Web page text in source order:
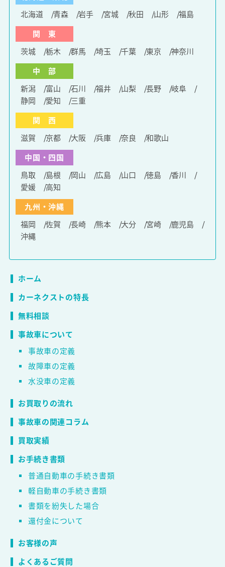
北海道
青森 岩手 宮城 秋田 山形
福島
関 東
茨城
栃木 群馬 埼玉 千葉 東京
神奈川
中 部
新潟
富山 石川 福井 山梨 長野
岐阜
静岡
愛知
三重
関 西
滋賀
京都 大阪 兵庫 奈良
和歌山
中国・四国
鳥取
島根 岡山 広島 山口 徳島
香川
愛媛
高知
九州・沖縄
福岡
佐賀 長崎 熊本 大分 宮崎
鹿児島
沖縄
ホーム
カーネクストの特長
無料相談
事故車について
事故車の定義
故障車の定義
水没車の定義
お買取りの流れ
事故車の関連コラム
買取実績
お手続き書類
普通自動車の手続き書類
軽自動車の手続き書類
書類を紛失した場合
還付金について
お客様の声
よくあるご質問